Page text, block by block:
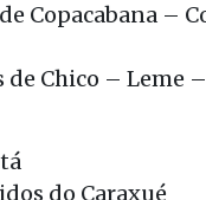
Copacabana –
de Chico – Leme
do Caraxué